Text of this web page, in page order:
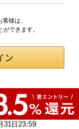
様は、
できます。
31日23:59